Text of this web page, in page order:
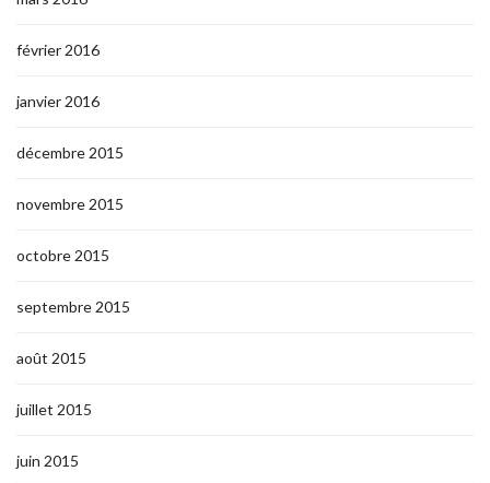
février 2016
janvier 2016
décembre 2015
novembre 2015
octobre 2015
septembre 2015
août 2015
juillet 2015
juin 2015